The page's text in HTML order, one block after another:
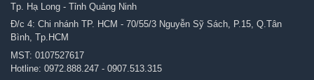
Tp. Hạ Long - Tỉnh Quảng Ninh
Đ/c 4: Chi nhánh TP. HCM - 70/55/3 Nguyễn Sỹ Sách, P.15, Q.Tân
Bình, Tp.HCM
MST: 0107527617
Hotline: 0972.888.247 - 0907.513.315